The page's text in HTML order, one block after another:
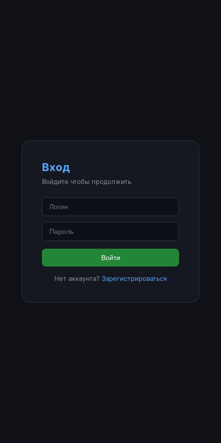
Вход
Войдите чтобы продолжить
Войти
Нет аккаунта? Зарегистрироваться